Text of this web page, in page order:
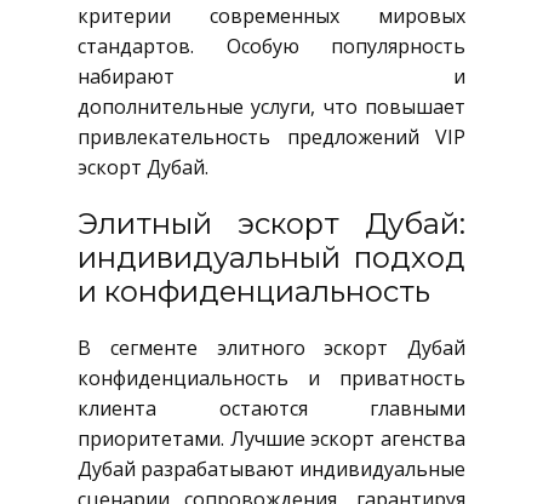
критерии современных мировых
стандартов. Особую популярность
набирают
и
дополнительные услуги, что повышает
привлекательность предложений VIP
эскорт Дубай.
Элитный эскорт Дубай:
индивидуальный подход
и конфиденциальность
В сегменте элитного эскорт Дубай
конфиденциальность и приватность
клиента остаются главными
приоритетами. Лучшие эскорт агенства
Дубай разрабатывают индивидуальные